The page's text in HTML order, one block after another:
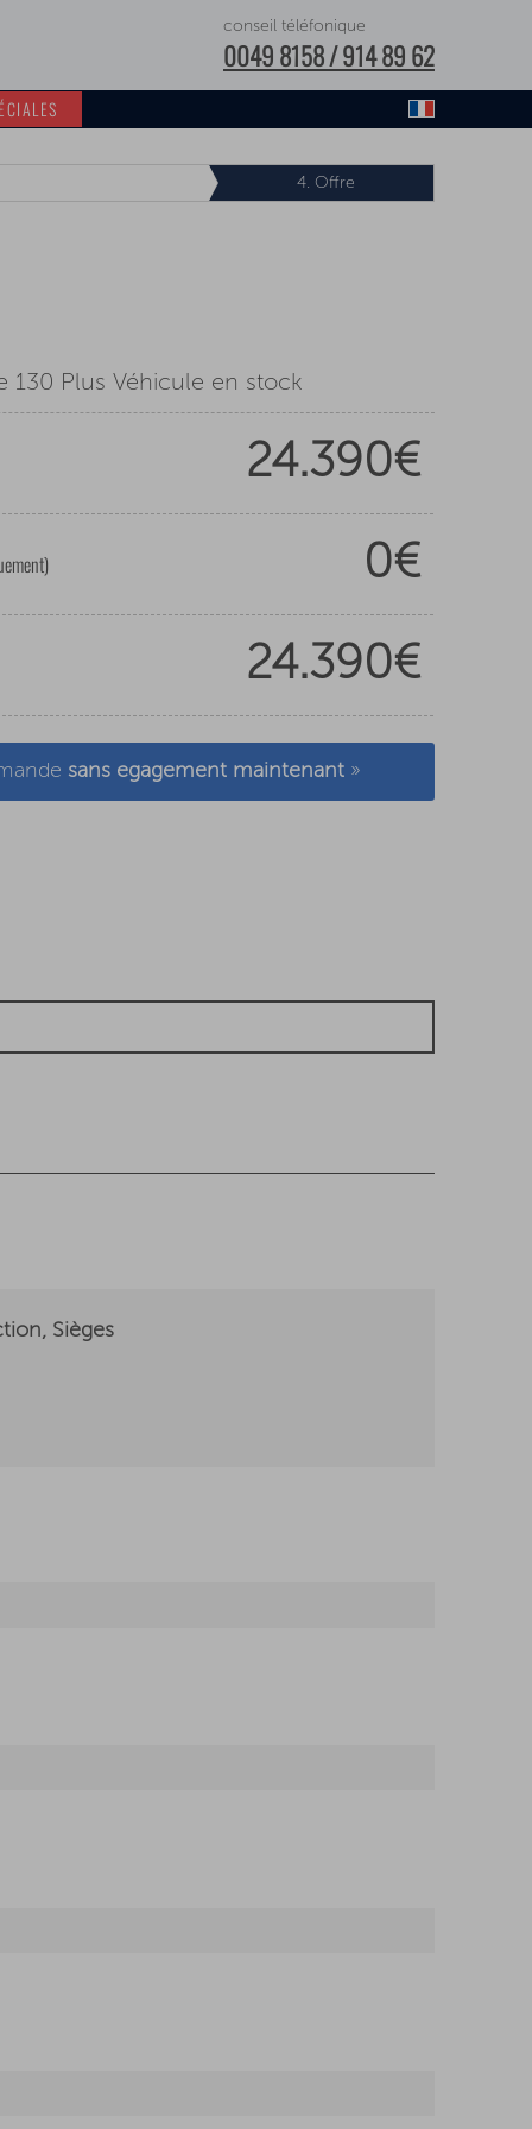
conseil téléfonique
0049 8158 / 914 89 62
4. Offre
130 Plus Véhicule en stock
24.390€
0€
24.390€
sans egagement maintenant»
Sièges